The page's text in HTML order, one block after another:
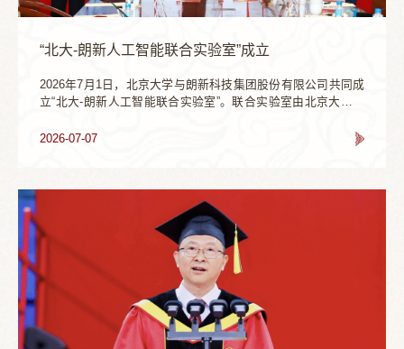
“北大-朗新人工智能联合实验室”成立
2026年7月1日，北京大学与朗新科技集团股份有限公司共同成
立“北大-朗新人工智能联合实验室”。联合实验室由北京大学王
合作标志着我国高校人工智能基础研究力量与能源产业数智化
算机研究所党委书记赵东岩，所长汤帜，副所长郭宗明，朗新
科技集团股份有限公司董事长徐长军，...
2026-07-07